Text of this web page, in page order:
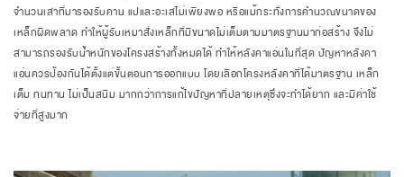
จำนวนเสาที่มารองรับคาน แปและอะเสไม่เพียงพอ หรือแม้กระทั่งการคำนวณขนาดของ
เหล็กผิดพลาด ทำให้ผู้รับเหมาสั่งเหล็กที่มีขนาดไม่เต็มตามมาตรฐานมาก่อสร้าง จึงไม่
สามารถรองรับน้ำหนักของโครงสร้างทั้งหมดได้ ทำให้หลังคาแอ่นในที่สุด ปัญหาหลังคา
แอ่นควรป้องกันได้ตั้งแต่ขั้นตอนการออกแบบ โดยเลือกโครงหลังคาที่ได้มาตรฐาน เหล็ก
เต็ม ทนทาน ไม่เป็นสนิม มากกว่าการแก้ไขปัญหาที่ปลายเหตุซึ่งจะทำได้ยาก และมีค่าใช้
จ่ายที่สูงมาก